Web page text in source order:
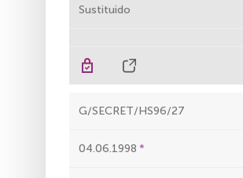
Sustituido
G/SECRET/HS96/27
04.06.1998